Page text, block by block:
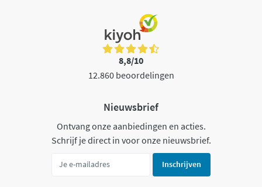
8,8/10
12.860 beoordelingen
Nieuwsbrief
Ontvang onze aanbiedingen en acties.
Schrijf je direct in voor onze nieuwsbrief.
Inschrijven